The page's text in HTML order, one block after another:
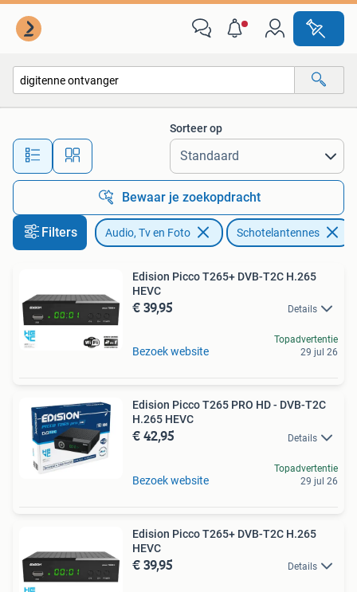
Alle afstanden…
Sorteer op
Bewaar je zoekopdracht
Filters Audio, Tv en Foto Schotelantennes
Edision Picco T265+ DVB-T2C H.265
HEVC
€ 39,95 Details
Bezoek website
Topadvertentie
29 jul 26
Edision Picco T265 PRO HD - DVB-T2C
H.265 HEVC
€ 42,95 Details
Bezoek website
Topadvertentie
29 jul 26
Edision Picco T265+ DVB-T2C H.265
HEVC
€ 39,95 Details